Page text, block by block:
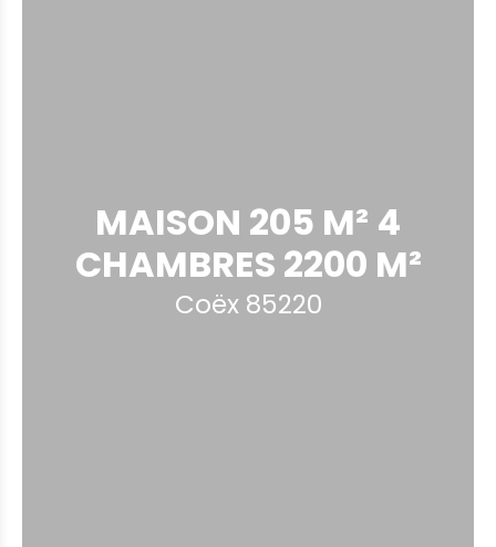
MAISON 205 M² 4
CHAMBRES 2200 M²
Coëx 85220